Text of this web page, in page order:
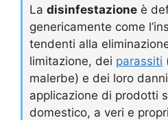
La disinfestazione è
genericamente come
tendenti alla
limitazione, dei parassiti
malerbe) e dei loro
applicazione di prodotti
domestico, a veri e